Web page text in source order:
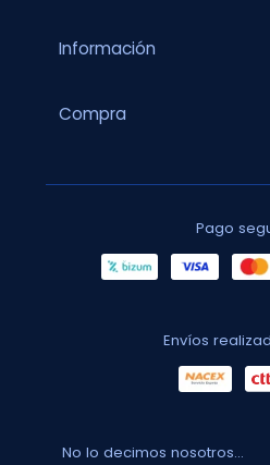
Información
Compra
Pago
Envíos
No lo decimos nosotros...